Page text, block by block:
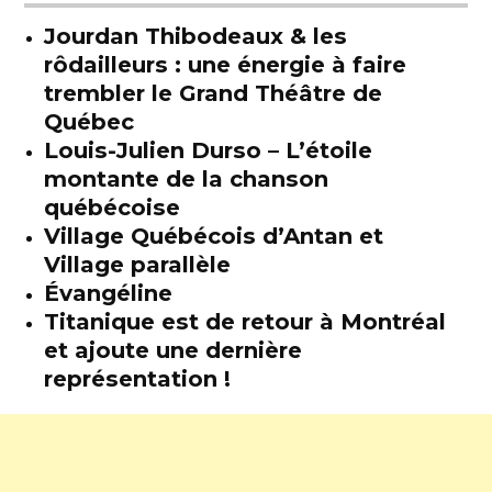
Jourdan Thibodeaux & les
rôdailleurs : une énergie à faire
trembler le Grand Théâtre de
Québec
Louis-Julien Durso – L’étoile
montante de la chanson
québécoise
Village Québécois d’Antan et
Village parallèle
Évangéline
Titanique est de retour à Montréal
et ajoute une dernière
représentation !